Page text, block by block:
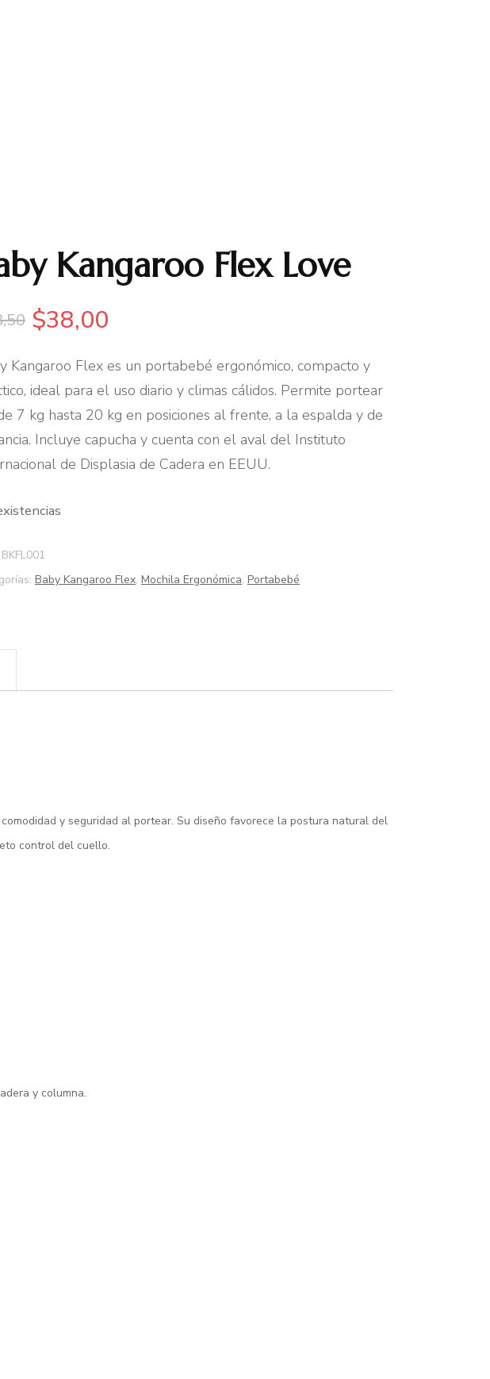
Kangaroo Flex Love
$38,00
Kangaroo Flex es un portabebé ergonómico, compacto y
ideal para el uso diario y climas cálidos. Permite portear
7 kg hasta 20 kg en posiciones al frente, a la espalda y de
Incluye capucha y cuenta con el aval del Instituto
de Displasia de Cadera en EEUU.
BKFL001
Baby Kangaroo Flex, Mochila Ergonómica, Portabebé
y seguridad al portear. Su diseño favorece la postura natural del
control del cuello.
y columna.